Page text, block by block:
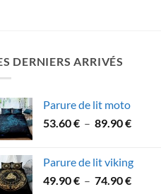
DERNIERS ARRIVÉS
Parure de lit moto
53.60€ – 89.90€Plage
53.60 €
à
Parure de lit viking
49.90€ – 74.90€Plage